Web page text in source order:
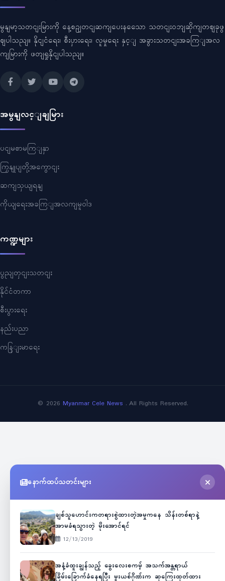
မွနျမာ့သတငျးမြားကို နေ့စဥျတငျဆကျပေးနသေော သတငျးဝဘျဆိုကျတဈခုဖွ
ဈပါသညျ။ နိုငျငံရေး၊ စီးပှားရေး၊ လူမှုရေး နှင့ျ အခွားသတငျးအခကြျအလ
ကျမြားကို ဖတျရှုနိုငျပါသညျ။
အမွနျလင့ျချမြား
ပငျမစာမကြျနှာ
ကြှနျုပျတို့အကွောငျး
ဆကျသှယျရနျ
ကိုယျရေးအခကြျအလကျမူဝါဒ
ကဏ္ဍများ
ပွညျတှငျးသတငျး
နိုင်ငံတကာ
စီးပွားရေး
နည်းပညာ
ကနြျးမာရေး
© 2026 Myanmar Cele News . All Rights Reserved.
နောက်ထပ်သတင်းများ
ချစ်သူဟောင်းကတရားစွဲထားတဲ့အမှုကနေ သိန်းတစ်ရာနဲ့
အာမခံရသွားတဲ့ မိုးအောင်ရင်
12/13/2019
အနံ့ခံထူးချွန်သည့် ခွေးလေးစကမ့် အသက်အန္တရာယ်
ခြိမ်းခြောက်ခံနေရပြီး မူးယစ်ဂိုဏ်းက ဆုကြေးထုတ်ထား